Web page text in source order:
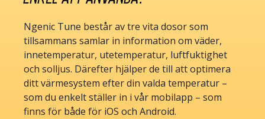
Ngenic Tune består av tre vita dosor som
tillsammans samlar in information om väder,
innetemperatur, utetemperatur, luftfuktighet
och solljus. Därefter hjälper de till att optimera
ditt värmesystem efter din valda temperatur –
som du enkelt ställer in i vår mobilapp – som
finns för både för iOS och Android.